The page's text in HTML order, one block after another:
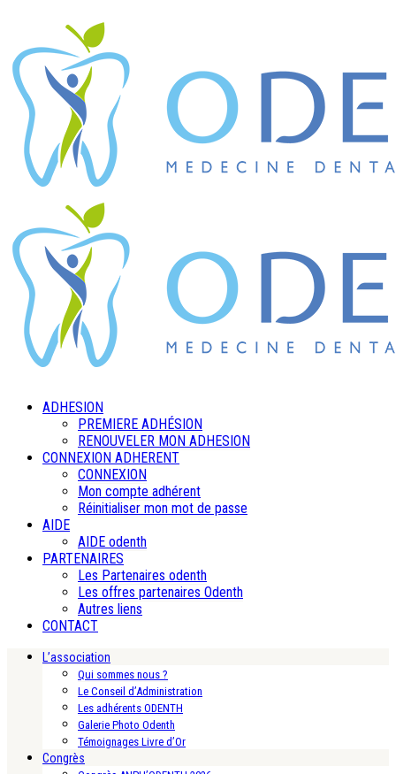
ADHESION
PREMIERE ADHÉSION
RENOUVELER MON ADHESION
CONNEXION ADHERENT
CONNEXION
Mon compte adhérent
Réinitialiser mon mot de passe
AIDE
AIDE odenth
PARTENAIRES
Les Partenaires odenth
Les offres partenaires Odenth
Autres liens
CONTACT
L’association
Qui sommes nous ?
Le Conseil d’Administration
Les adhérents ODENTH
Galerie Photo Odenth
Témoignages Livre d’Or
Congrès